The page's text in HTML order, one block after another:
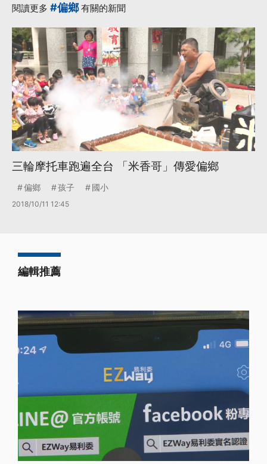
閱讀更多 #偏鄉有關的新聞
三輪摩托車跑遍全台 「米香哥」傳愛偏鄉
偏鄉 孩子 國小
2018/10/11 12:45
編輯推薦